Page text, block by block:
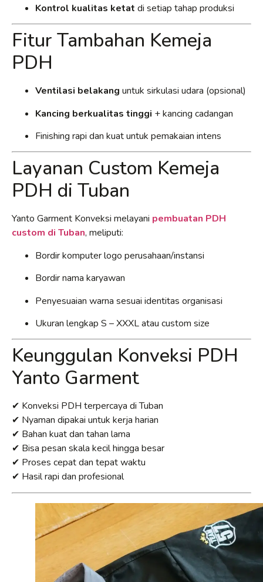
Kontrol kualitas ketat di setiap tahap produksi
Fitur Tambahan Kemeja
PDH
Ventilasi belakang untuk sirkulasi udara (opsional)
Kancing berkualitas tinggi + kancing cadangan
Finishing rapi dan kuat untuk pemakaian intens
Layanan Custom Kemeja
PDH di Tuban
Yanto Garment Konveksi melayani pembuatan PDH
custom di Tuban, meliputi:
Bordir komputer logo perusahaan/instansi
Bordir nama karyawan
Penyesuaian warna sesuai identitas organisasi
Ukuran lengkap S – XXXL atau custom size
Keunggulan Konveksi PDH
Yanto Garment
✔ Konveksi PDH terpercaya di Tuban
✔ Nyaman dipakai untuk kerja harian
✔ Bahan kuat dan tahan lama
✔ Bisa pesan skala kecil hingga besar
✔ Proses cepat dan tepat waktu
✔ Hasil rapi dan profesional